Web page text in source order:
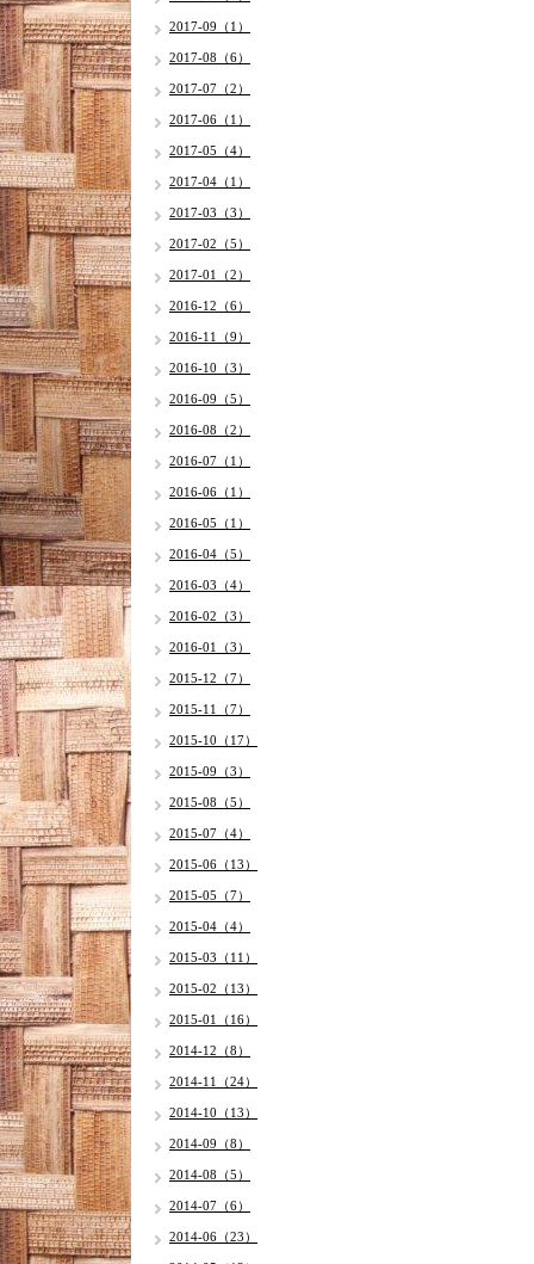
2017-09（1）
2017-08（6）
2017-07（2）
2017-06（1）
2017-05（4）
2017-04（1）
2017-03（3）
2017-02（5）
2017-01（2）
2016-12（6）
2016-11（9）
2016-10（3）
2016-09（5）
2016-08（2）
2016-07（1）
2016-06（1）
2016-05（1）
2016-04（5）
2016-03（4）
2016-02（3）
2016-01（3）
2015-12（7）
2015-11（7）
2015-10（17）
2015-09（3）
2015-08（5）
2015-07（4）
2015-06（13）
2015-05（7）
2015-04（4）
2015-03（11）
2015-02（13）
2015-01（16）
2014-12（8）
2014-11（24）
2014-10（13）
2014-09（8）
2014-08（5）
2014-07（6）
2014-06（23）